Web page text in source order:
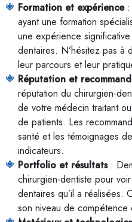
Formation et expérience:
ayant une formation
une expérience
dentaires. N’hésitez pas à
leur parcours et leur
Réputation et
réputation du chirurgien-
de votre médecin traitant
de patients. Les
santé et les témoignages
indicateurs.
Portfolio et résultats:
chirurgien-dentiste pour
dentaires qu’il a réalisées.
son niveau de